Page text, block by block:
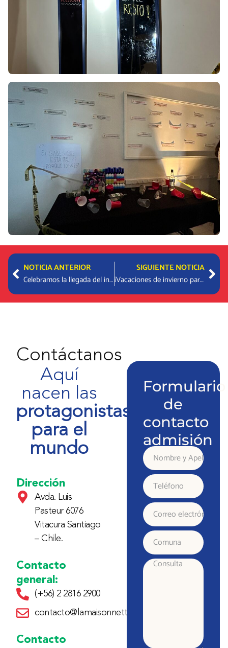
PrevNOTICIA ANTERIOR
Celebramos la llegada del invierno con alegría y mucha imaginación
SIGUIENTE NOTICIA
¡Vacaciones de invierno para descubrir, imaginar y aprender!
Contáctanos
Aquí
nacen las
protagonistas
para el
mundo
Dirección
Avda. Luis
Pasteur 6076
Vitacura Santiago
– Chile.
Contacto
general:
(+56) 2 2816 2900
contacto@lamaisonnette.cl
Contacto
Formulario
de
contacto
admisión
Nombre
y
Apellido
Teléfono
Correo
electrónico
Comuna
Consulta